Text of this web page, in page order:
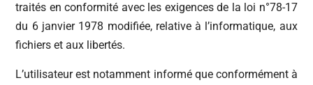
traités en conformité avec les exigences de la loi n°78-17
du 6 janvier 1978 modifiée, relative à l’informatique, aux
fichiers et aux libertés.
L’utilisateur est notamment informé que conformément à